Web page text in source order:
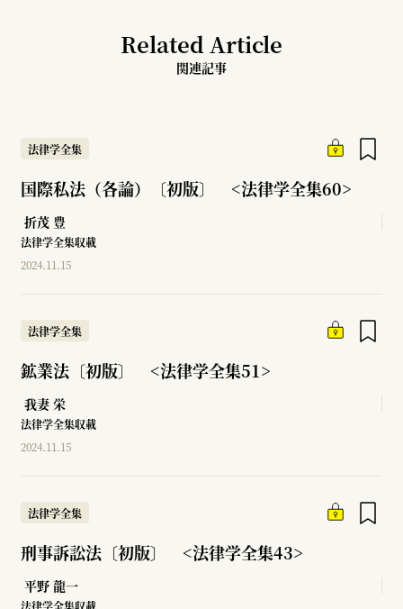
Related Article
関連記事
法律学全集
国際私法（各論）〔初版〕 <法律学全集60>
折茂 豊
法律学全集収載
2024.11.15
法律学全集
鉱業法〔初版〕 <法律学全集51>
我妻 栄
法律学全集収載
2024.11.15
法律学全集
刑事訴訟法〔初版〕 <法律学全集43>
平野 龍一
法律学全集収載